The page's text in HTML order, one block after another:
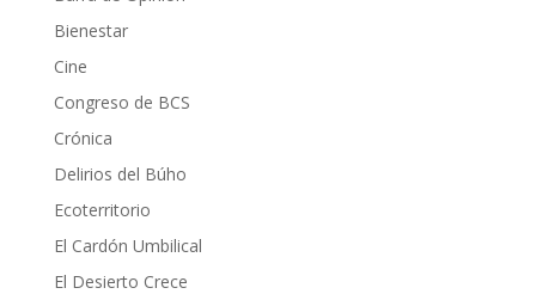
Bienestar
Cine
Congreso de BCS
Crónica
Delirios del Búho
Ecoterritorio
El Cardón Umbilical
El Desierto Crece